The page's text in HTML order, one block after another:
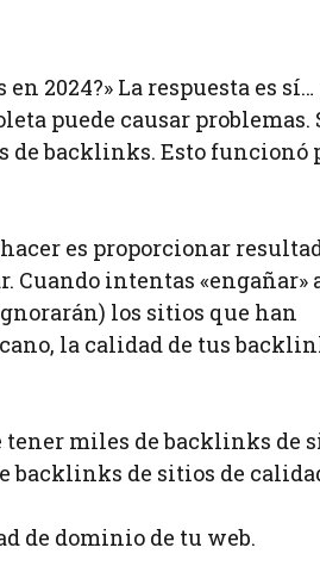
2024?» La respuesta es sí…
puede causar problemas.
de backlinks. Esto funcionó
es proporcionar
Cuando intentas «engañar»
los sitios que han
la calidad de tus
tener miles de backlinks de
backlinks de sitios de
de dominio de tu web.